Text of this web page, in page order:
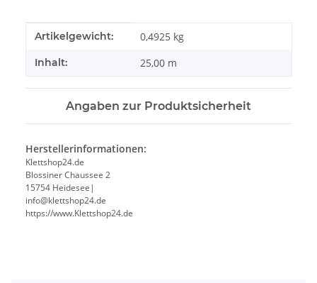
Produkteigenschaft
Wert
Artikelgewicht: 0,4925 kg
Inhalt: 25,00 m
Angaben zur Produktsicherheit
Herstellerinformationen:
Klettshop24.de
Blossiner Chaussee 2
15754 Heidesee|
info@klettshop24.de
https://www.Klettshop24.de